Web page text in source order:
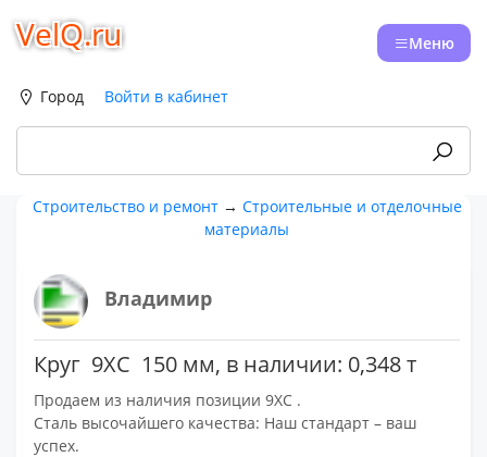
VelQ.ru Меню
Город Войти в кабинет
Строительство и ремонт→ Строительные и отделочные
материалы
Владимир
Круг 9ХС 150 мм, в наличии: 0,348 т
Продаем из наличия позиции 9ХС .
Сталь высочайшего качества: Наш стандарт – ваш
успех.